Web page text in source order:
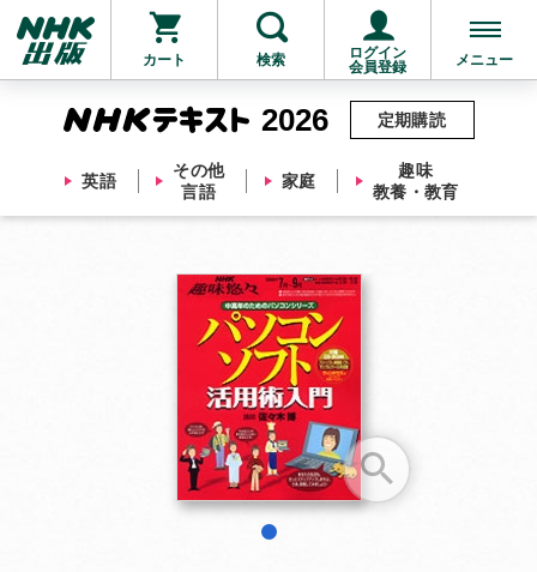
カート 検索
ログイン
会員登録
メニュー
2026
英語
その他
言語
家庭
趣味
教養・教育
定期購読
他にも商品を買う